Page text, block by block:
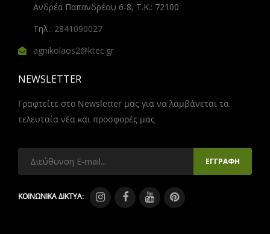
Ανδρέα Παπανδρέου 6-8, Τ.Κ.: 72100
Τηλ.: 2841090027
agnikolaos2@ktec.gr
NEWSLETTER
Γραφτείτε στο Newsletter μας για να λαμβάνεται τα
τελευταία νέα και προσφορές μας
ΚΟΙΝΩΝΙΚΑ ΔΙΚΤΥΑ: